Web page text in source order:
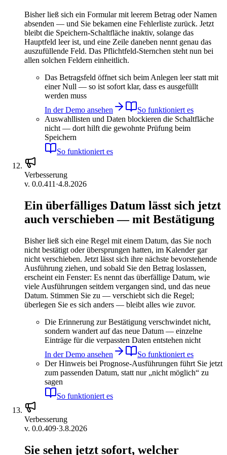
Bisher ließ sich ein Formular mit leerem Betrag oder Namen
absenden — und Sie bekamen eine Fehlerliste zurück. Jetzt
bleibt die Speichern-Schaltfläche inaktiv, solange das
Hauptfeld leer ist, und eine Zeile daneben nennt genau das
auszufüllende Feld. Das Pflichtfeld-Sternchen steht nun bei
allen solchen Feldern einheitlich.
Das Betragsfeld öffnet sich beim Anlegen leer statt mit
einer Null — so ist sofort klar, dass es ausgefüllt
werden muss
In der Demo ansehen
So funktioniert es
Auswahllisten und Daten blockieren die Schaltfläche
nicht — dort hilft die gewohnte Prüfung beim
Speichern
So funktioniert es
Verbesserung
v. 0.0.411 ·4.8.2026
Ein überfälliges Datum lässt sich jetzt
auch verschieben — mit Bestätigung
Bisher ließ sich eine Regel mit einem Datum, das Sie noch
nicht bestätigt oder übersprungen hatten, im Kalender gar
nicht verschieben. Jetzt lässt sich ihre nächste bevorstehende
Ausführung ziehen, und sobald Sie den Betrag loslassen,
erscheint ein Fenster: Es nennt das überfällige Datum, wie
viele Ausführungen seitdem vergangen sind, und das neue
Datum. Stimmen Sie zu — verschiebt sich die Regel;
überlegen Sie es sich anders — bleibt alles wie zuvor.
Die Erinnerung zur Bestätigung verschwindet nicht,
sondern wandert auf das neue Datum — einzelne
Einträge für die verpassten Daten entstehen nicht
In der Demo ansehen
So funktioniert es
Der Hinweis bei Prognose-Ausführungen führt Sie jetzt
zum passenden Datum, statt nur „nicht möglich“ zu
sagen
So funktioniert es
Verbesserung
v. 0.0.409·3.8.2026
Sie sehen jetzt sofort, welcher